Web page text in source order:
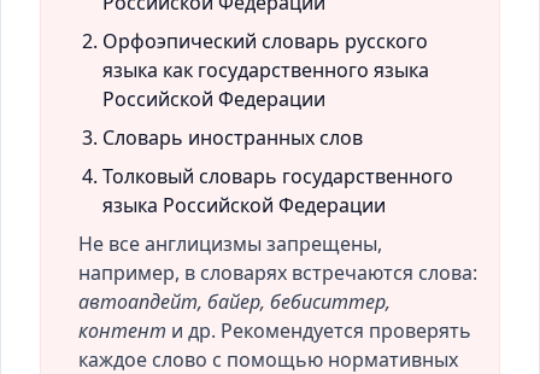
Орфоэпический словарь русского
языка как государственного языка
Российской Федерации
Словарь иностранных слов
Толковый словарь государственного
языка Российской Федерации
Не все англицизмы запрещены,
например, в словарях встречаются слова:
автоапдейт, байер, бебиситтер,
контент и др. Рекомендуется проверять
каждое слово с помощью нормативных